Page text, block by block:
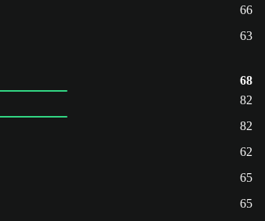
66
63
68
82
82
62
65
65